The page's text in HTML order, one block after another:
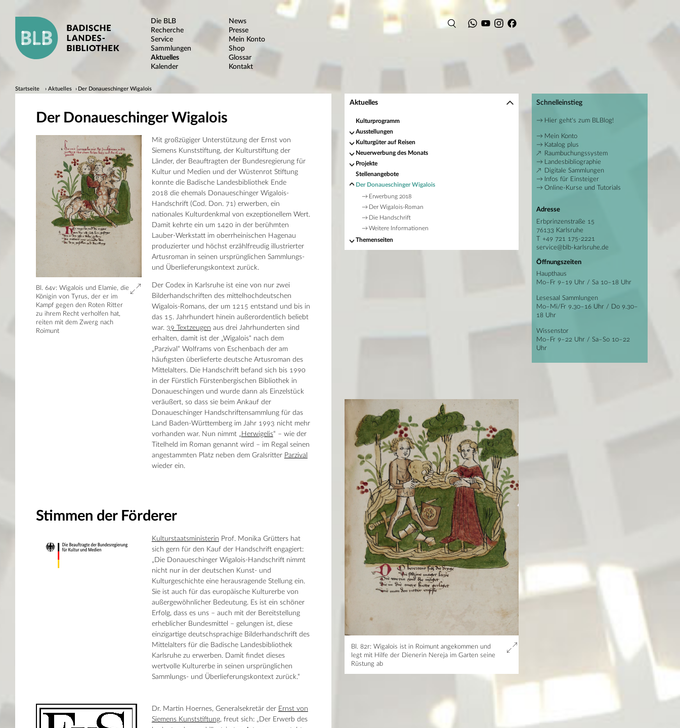
Die BLB
Recherche
Service
Sammlungen
Aktuelles
Kalender
News
Presse
Mein Konto
Shop
Glossar
Kontakt
Startseite Aktuelles Der Donaueschinger Wigalois
Der Donaueschinger Wigalois
Bl. 64v: Wigalois und Elamie, die
Königin von Tyrus, der er im
Kampf gegen den Roten Ritter
zu ihrem Recht verholfen hat,
reiten mit dem Zwerg nach
Roimunt
Mit großzügiger Unterstützung der Ernst von
Siemens Kunststiftung, der Kulturstiftung der
Länder, der Beauftragten der Bundesregierung für
Kultur und Medien und der Wüstenrot Stiftung
konnte die Badische Landesbibliothek Ende
2018 die ehemals Donaueschinger Wigalois-
Handschrift (Cod. Don. 71) erwerben, ein
nationales Kulturdenkmal von exzeptionellem Wert.
Damit kehrte ein um 1420 in der berühmten
Lauber-Werkstatt im oberrheinischen Hagenau
produzierter und höchst erzählfreudig illustrierter
Artusroman in seinen ursprünglichen Sammlungs-
und Überlieferungskontext zurück.
Der Codex in Karlsruhe ist eine von nur zwei
Bilderhandschriften des mittelhochdeutschen
Wigalois-Romans, der um 1215 entstand und bis in
das 15. Jahrhundert hinein außerordentlich beliebt
war. 39 Textzeugen aus drei Jahrhunderten sind
erhalten, damit ist der „Wigalois“ nach dem
„Parzival“ Wolframs von Eschenbach der am
häufigsten überlieferte deutsche Artusroman des
Mittelalters. Die Handschrift befand sich bis 1990
in der Fürstlich Fürstenbergischen Bibliothek in
Donaueschingen und wurde dann als Einzelstück
veräußert, so dass sie beim Ankauf der
Donaueschinger Handschriftensammlung für das
Land Baden-Württemberg im Jahr 1993 nicht mehr
vorhanden war. Nun nimmt „ Herwigelis“ – wie der
Titelheld im Roman genannt wird – im Regal seinen
angestammten Platz neben dem Gralsritter Parzival
wieder ein.
Stimmen der Förderer
Kulturstaatsministerin Prof. Monika Grütters hat
sich gern für den Kauf der Handschrift engagiert:
„Die Donaueschinger Wigalois-Handschrift nimmt
nicht nur in der deutschen Kunst- und
Kulturgeschichte eine herausragende Stellung ein.
Sie ist auch für das europäische Kulturerbe von
außergewöhnlicher Bedeutung. Es ist ein schöner
Erfolg, dass es uns – auch mit der Bereitstellung
erheblicher Bundesmittel – gelungen ist, diese
einzigartige deutschsprachige Bilderhandschrift des
Mittelalters für die Badische Landesbibliothek
Karlsruhe zu erwerben. Damit findet dieses
wertvolle Kulturerbe in seinen ursprünglichen
Sammlungs- und Überlieferungskontext zurück.“
Dr. Martin Hoernes, Generalsekretär der Ernst von
Siemens Kunststiftung, freut sich: „Der Erwerb des
Schnelleinstieg
Hier geht's zum BLBlog!
Mein Konto
Katalog plus
Raumbuchungssystem
Landesbibliographie
Digitale Sammlungen
Infos für Einsteiger
Online-Kurse und Tutorials
Adresse
Erbprinzenstraße 15
76133 Karlsruhe
T +49 721 175-2221
service@blb-karlsruhe.de
Öffnungszeiten
Haupthaus
Mo–Fr 9–19 Uhr / Sa 10–18 Uhr
Lesesaal Sammlungen
Mo–Mi/Fr 9.30–16 Uhr / Do 9.30–
18 Uhr
Wissenstor
Mo–Fr 9–22 Uhr / Sa–So 10–22
Uhr
Aktuelles
Kulturprogramm
Ausstellungen
Kulturgüter auf Reisen
Neuerwerbung des Monats
Projekte
Stellenangebote
Der Donaueschinger Wigalois
Erwerbung 2018
Der Wigalois-Roman
Die Handschrift
Weitere Informationen
Themenseiten
Bl. 82r: Wigalois ist in Roimunt angekommen und
legt mit Hilfe der Dienerin Nereja im Garten seine
Rüstung ab